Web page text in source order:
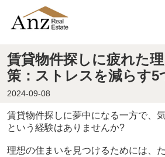
賃貸物件探しに疲れた
策：ストレスを減らす5
2024-09-08
賃貸物件探しに夢中になる一方で、
という経験はありませんか?
理想の住まいを見つけるためには、